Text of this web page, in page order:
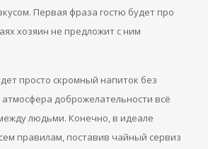
Первая фраза гостю будет про
хозяин не предложит с ним
просто скромный напиток без
атмосфера доброжелательности всё
людьми. Конечно, в идеале
правилам, поставив чайный сервиз